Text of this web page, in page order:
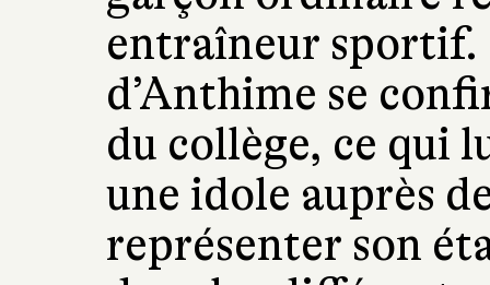
entraîneur sportif.
d’Anthime se
du collège, ce qui
une idole auprès
représenter son